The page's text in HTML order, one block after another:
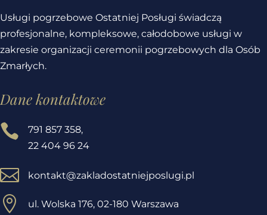
Usługi pogrzebowe Ostatniej Posługi świadczą
profesjonalne, kompleksowe, całodobowe usługi w
zakresie organizacji ceremonii pogrzebowych dla Osób
Zmarłych.
Dane kontaktowe

791 857 358,
22 404 96 24
 kontakt@zakladostatniejposlugi.pl
 ul. Wolska 176, 02-180 Warszawa